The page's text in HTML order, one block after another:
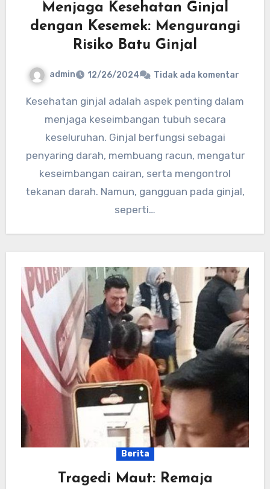
Menjaga Kesehatan Ginjal
dengan Kesemek: Mengurangi
Risiko Batu Ginjal
admin 12/26/2024 Tidak ada komentar
Kesehatan ginjal adalah aspek penting dalam
menjaga keseimbangan tubuh secara
keseluruhan. Ginjal berfungsi sebagai
penyaring darah, membuang racun, mengatur
keseimbangan cairan, serta mengontrol
tekanan darah. Namun, gangguan pada ginjal,
seperti…
Berita
Tragedi Maut: Remaja